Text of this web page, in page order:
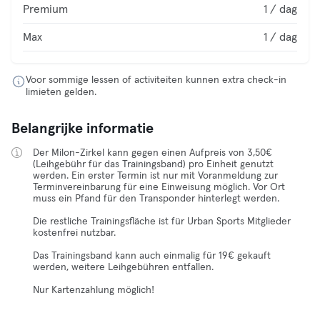
Premium 1 / dag
Max 1 / dag
Voor sommige lessen of activiteiten kunnen extra check-in
limieten gelden.
Belangrijke informatie
Der Milon-Zirkel kann gegen einen Aufpreis von 3,50€
(Leihgebühr für das Trainingsband) pro Einheit genutzt
werden. Ein erster Termin ist nur mit Voranmeldung zur
Terminvereinbarung für eine Einweisung möglich. Vor Ort
muss ein Pfand für den Transponder hinterlegt werden.
Die restliche Trainingsfläche ist für Urban Sports Mitglieder
kostenfrei nutzbar.
Das Trainingsband kann auch einmalig für 19€ gekauft
werden, weitere Leihgebühren entfallen.
Nur Kartenzahlung möglich!